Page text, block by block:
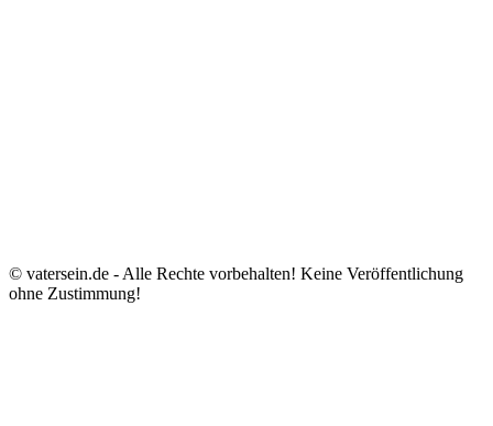
© vatersein.de - Alle Rechte vorbehalten! Keine Veröffentlichung
ohne Zustimmung!